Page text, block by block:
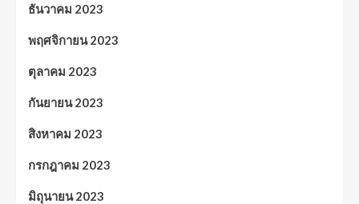
ธันวาคม 2023
พฤศจิกายน 2023
ตุลาคม 2023
กันยายน 2023
สิงหาคม 2023
กรกฎาคม 2023
มิถุนายน 2023